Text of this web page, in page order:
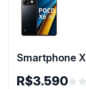
Smartphone
R$3.590